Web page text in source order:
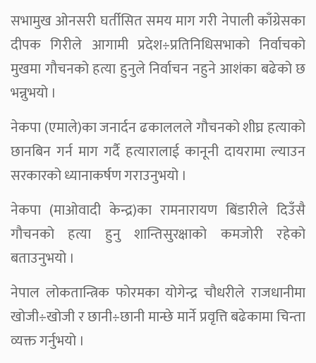
सभामुख ओनसरी घर्तीसित समय माग गरी नेपाली काँग्रेसका
दीपक गिरीले आगामी प्रदेश÷प्रतिनिधिसभाको निर्वाचको
मुखमा गौचनको हत्या हुनुले निर्वाचन नहुने आशंका बढेको छ
भन्नुभयो ।
नेकपा (एमाले)का जनार्दन ढकाललले गौचनको शीघ्र हत्याको
छानबिन गर्न माग गर्दै हत्यारालाई कानूनी दायरामा ल्याउन
सरकारको ध्यानाकर्षण गराउनुभयो ।
नेकपा (माओवादी केन्द्र)का रामनारायण बिंडारीले दिउँसै
गौचनको हत्या हुनु शान्तिसुरक्षाको कमजोरी रहेको
बताउनुभयो ।
नेपाल लोकतान्त्रिक फोरमका योगेन्द्र चौधरीले राजधानीमा
खोजी÷खोजी र छानी÷छानी मान्छे मार्ने प्रवृत्ति बढेकामा चिन्ता
व्यक्त गर्नुभयो ।